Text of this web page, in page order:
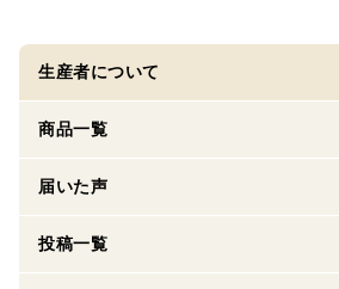
生産者について
商品一覧
届いた声
投稿一覧